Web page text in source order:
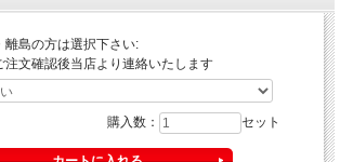
島の方は選択下さい:
注文確認後当店より連絡いたします
購入数： セット